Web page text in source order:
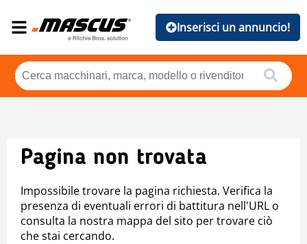
Inserisci un annuncio!
Pagina non trovata
Impossibile trovare la pagina richiesta. Verifica la
presenza di eventuali errori di battitura nell'URL o
consulta la nostra mappa del sito per trovare ciò
che stai cercando.